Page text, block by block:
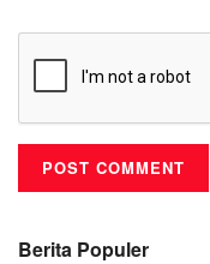
Berita Populer